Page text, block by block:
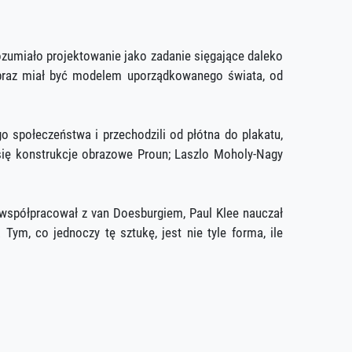
projektowanie jako zadanie sięgające daleko
miał być modelem uporządkowanego świata, od
i przechodzili od płótna do plakatu,
konstrukcje obrazowe Proun; Laszlo Moholy-Nagy
z van Doesburgiem, Paul Klee nauczał
Tym, co jednoczy tę sztukę, jest nie tyle forma, ile